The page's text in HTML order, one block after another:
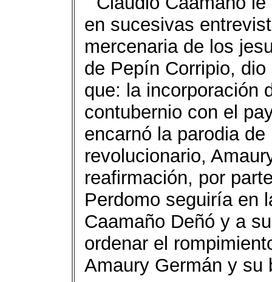
en sucesivas
mercenaria de los
de Pepín Corripio,
que: la incorporación
contubernio con el
encarnó la parodia
revolucionario,
reafirmación, por
Perdomo seguiría en
Caamaño Deñó y a
ordenar el
Amaury Germán y su